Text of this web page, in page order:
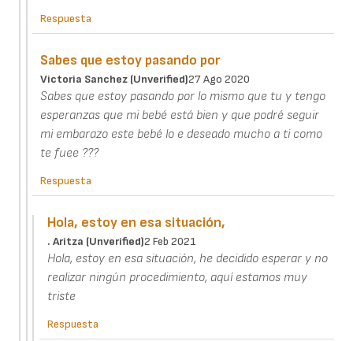
Respuesta
Sabes que estoy pasando por
Victoria Sanchez (unverified)27 Ago 2020
Sabes que estoy pasando por lo mismo que tu y tengo
esperanzas que mi bebé está bien y que podré seguir
mi embarazo este bebé lo e deseado mucho a ti como
te fuee ???
Respuesta
Hola, estoy en esa situación,
. Aritza (unverified)2 Feb 2021
Hola, estoy en esa situación, he decidido esperar y no
realizar ningún procedimiento, aquí estamos muy
triste
Respuesta